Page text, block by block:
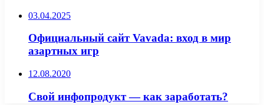
03.04.2025
Официальный сайт Vavada: вход в мир
азартных игр
12.08.2020
Свой инфопродукт — как заработать?